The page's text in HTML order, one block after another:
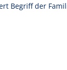
Begriff der